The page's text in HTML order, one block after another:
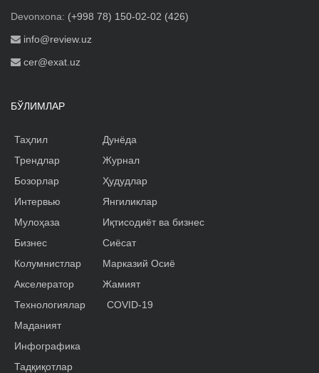
Devonxona: (+998 78) 150-02-02 (426)
info@review.uz
cer@exat.uz
БЎЛИМЛАР
Таҳлил
Трендлар
Бозорлар
Интервью
Мулоҳаза
Бизнес
Колумнистлар
Акселератор
Дунёда
Журнал
Ҳудудлар
Янгиликлар
Иқтисодиёт ва бизнес
Сиёсат
Марказий Осиё
Жамият
Технологиялар
Маданият
Инфографика
Тадқиқотлар
COVID-19